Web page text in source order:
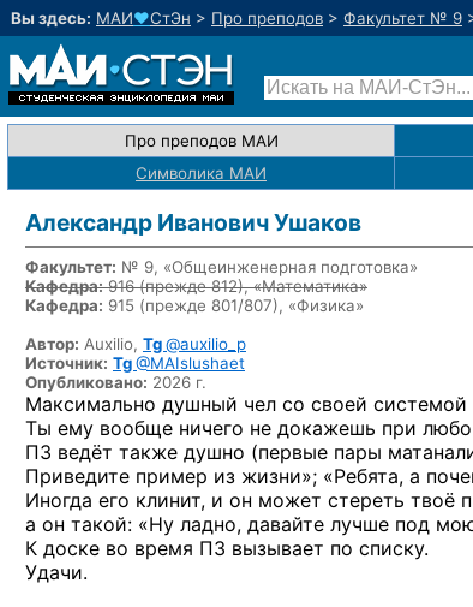
Вы здесь: МАИ♥СтЭн > Про преподов > Факультет № 9
Про преподов МАИ
Символика МАИ
Александр Иванович Ушаков
Факультет: № 9, «Общеинженерная подготовка»
Кафедра:916 (прежде 812), «Математика»
Кафедра: 915 (прежде 801/807), «Физика»
Автор: Auxilio, Tg@auxilio_p
Источник: Tg@MAIslushaet
Опубликовано: 2026 г.
Максимально душный чел со своей системой
Ты ему вообще ничего не докажешь при
ПЗ ведёт также душно (первые пары
Приведите пример из жизни»; «Ребята, а
Иногда его клинит, и он может стереть
а он такой: «Ну ладно, давайте лучше под
К доске во время ПЗ вызывает по списку.
Удачи.